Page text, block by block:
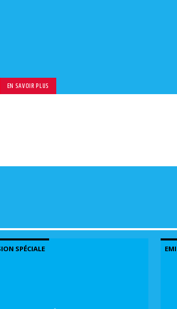
EN SAVOIR PLUS
SPÉCIALE